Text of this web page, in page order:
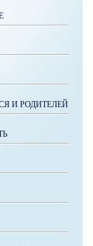
И РОДИТЕЛЕЙ